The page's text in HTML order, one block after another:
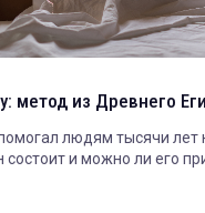
метод из Древнего
людям тысячи лет
состоит и можно ли его